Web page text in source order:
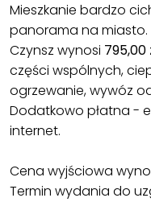
Mieszkanie bardzo
panorama na miasto.
Czynsz wynosi 795,00
części wspólnych,
ogrzewanie, wywóz
Dodatkowo płatna -
internet.
Cena wyjściowa
Termin wydania do